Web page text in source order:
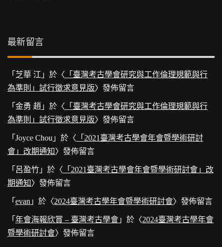
最新留言
「 芝華 江 」於〈 「臺灣考古學會研究與工作倫理規範與行
為準則」試行徵求意見版〉發佈留言
「 金勇 趙 」於〈 「臺灣考古學會研究與工作倫理規範與行
為準則」試行徵求意見版〉發佈留言
「 Joyce Chou 」於〈 「2021臺灣考古學會年會暨學術研討
會」改期通知〉發佈留言
「 呂盈竹 」於〈 「2021臺灣考古學會年會暨學術研討會」改
期通知〉發佈留言
「 evan 」於〈2024臺灣考古學年會暨學術研討會〉發佈留言
「 年會海報欣賞 – 臺灣考古學會 」於〈2024臺灣考古學年會
暨學術研討會〉發佈留言